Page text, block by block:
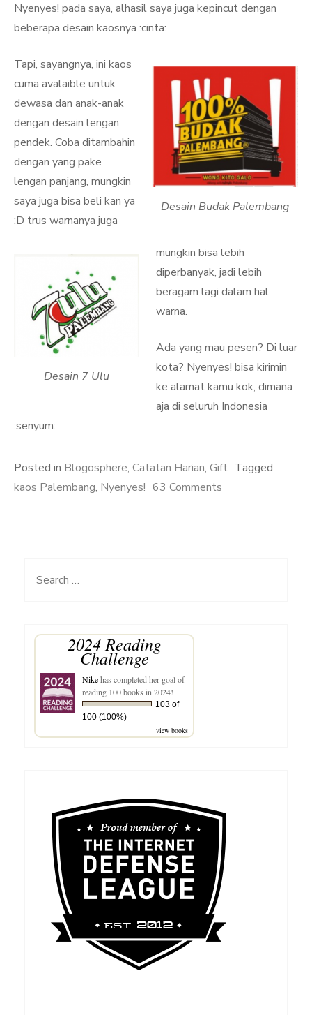
Nyenyes! pada saya, alhasil saya juga kepincut dengan
beberapa desain kaosnya :cinta:
Desain Budak Palembang
Desain 7 Ulu
Tapi, sayangnya, ini kaos
cuma avalaible untuk
dewasa dan anak-anak
dengan desain lengan
pendek. Coba ditambahin
dengan yang pake
lengan panjang, mungkin
saya juga bisa beli kan ya
:D trus warnanya juga
mungkin bisa lebih
diperbanyak, jadi lebih
beragam lagi dalam hal
warna.
Ada yang mau pesen? Di luar
kota? Nyenyes! bisa kirimin
ke alamat kamu kok, dimana
aja di seluruh Indonesia
:senyum:
Posted in Blogosphere, Catatan Harian, Gift Tagged
kaos Palembang, Nyenyes! 63 Comments
Search
2024 Reading
Challenge
Nikehas completed her goal of
reading 100 books in 2024!
103 of
100 (100%)
view books